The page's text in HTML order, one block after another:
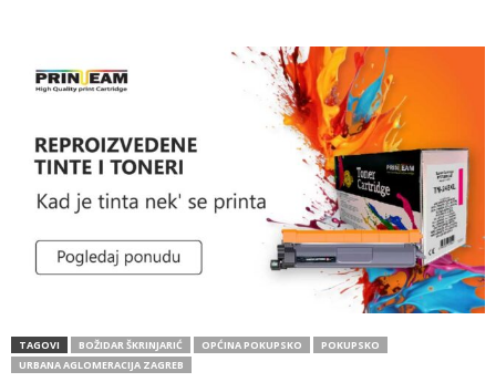
TAGOVI BOŽIDAR ŠKRINJARIĆ OPĆINA POKUPSKO
POKUPSKO
URBANA AGLOMERACIJA ZAGREB